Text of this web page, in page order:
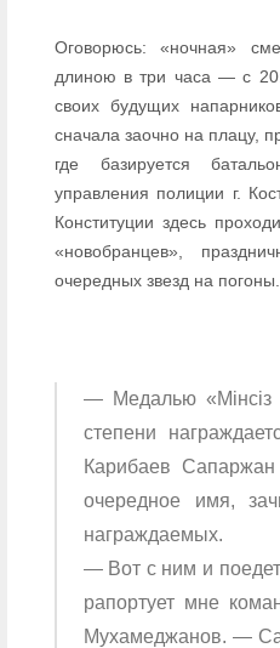
Оговорюсь: «ночная»
длиною в три часа — с
своих будущих
сначала заочно на плацу,
где базируется
управления полиции г.
Конституции здесь
«новобранцев»,
очередных звезд на погоны.
— Медалью «Мінсіз
степени
Карибаев
очередное имя,
награждаемых.
— Вот с ним и
рапортует мне
Мухамеджанов. —